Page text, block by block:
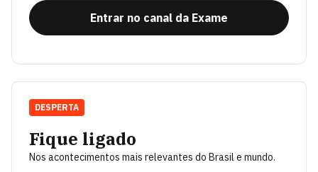
Entrar no canal da Exame
Fique ligado
Nos acontecimentos mais relevantes do Brasil e mundo.
DESPERTA